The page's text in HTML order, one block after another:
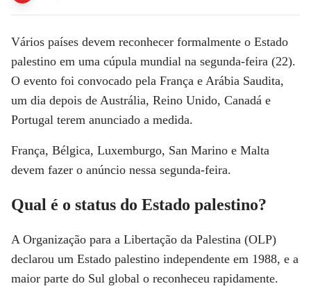
Vários países devem reconhecer formalmente o Estado
palestino em uma cúpula mundial na segunda-feira (22).
O evento foi convocado pela França e Arábia Saudita,
um dia depois de Austrália, Reino Unido, Canadá e
Portugal terem anunciado a medida.
França, Bélgica, Luxemburgo, San Marino e Malta
devem fazer o anúncio nessa segunda-feira.
Qual é o status do Estado palestino?
A Organização para a Libertação da Palestina (OLP)
declarou um Estado palestino independente em 1988, e a
maior parte do Sul global o reconheceu rapidamente.